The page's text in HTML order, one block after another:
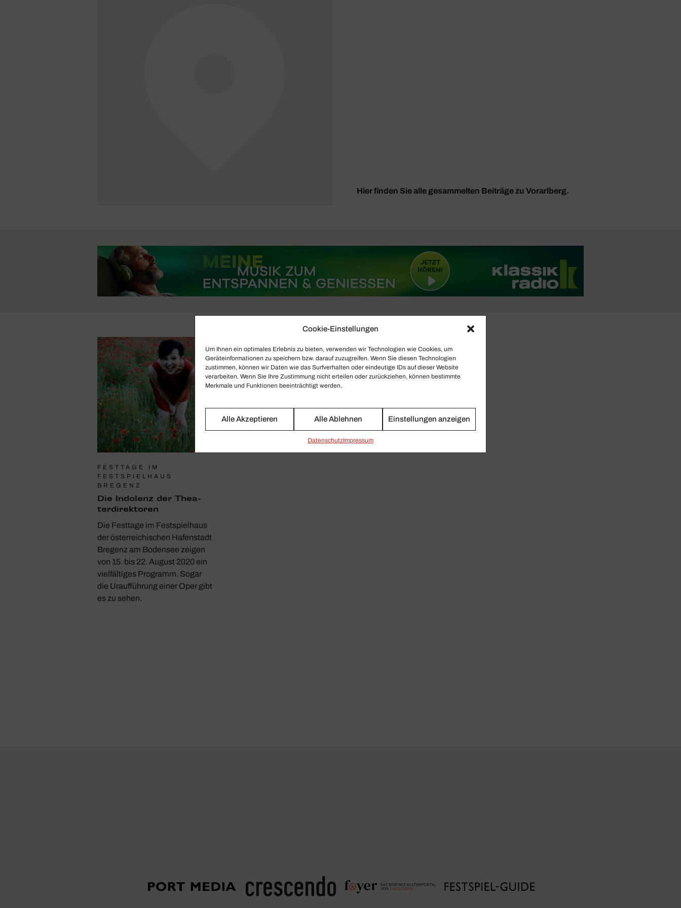
Cookie-Einstellungen
Um Ihnen ein optimales Erlebnis zu bieten, verwenden wir Technologien wie Cookies, um
Geräteinformationen zu speichern bzw. darauf zuzugreifen. Wenn Sie diesen Technologien
zustimmen, können wir Daten wie das Surfverhalten oder eindeutige IDs auf dieser Website
verarbeiten. Wenn Sie Ihre Zustimmung nicht erteilen oder zurückziehen, können bestimmte
Merkmale und Funktionen beeinträchtigt werden.
Alle Akzeptieren Alle Ablehnen Einstellungen anzeigen
Daten­schutzImpressum
Hier finden Sie alle gesammelten Beiträge zu Vorarlberg.
FESTTAGE IM
FESTSPIELHAUS
BREGENZ
Die Indo­lenz der Thea­
ter­di­rek­toren
Die Festtage im Festspielhaus
der österreichischen Hafenstadt
Bregenz am Bodensee zeigen
von 15. bis 22. August 2020 ein
vielfältiges Programm. Sogar
die Uraufführung einer Oper gibt
es zu sehen.